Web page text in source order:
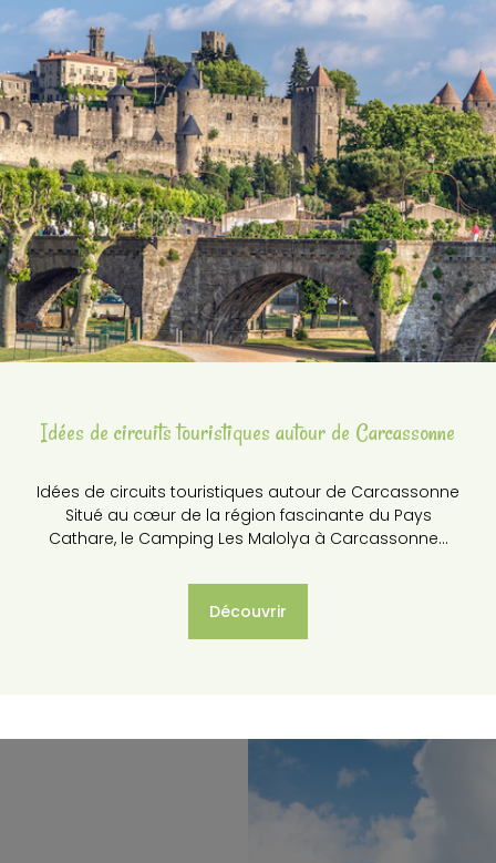
Idées de circuits touristiques autour de Carcassonne
Idées de circuits touristiques autour de Carcassonne
Situé au cœur de la région fascinante du Pays
Cathare, le Camping Les Malolya à Carcassonne…
Découvrir